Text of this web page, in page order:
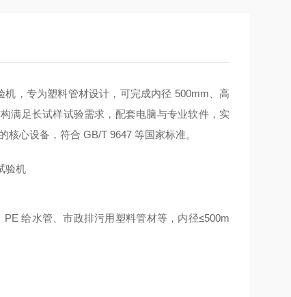
机，专为塑料管材设计，可完成内径 500mm、高
满足长试样试验需求，配套电脑与专业软件，实
心设备，符合 GB/T 9647 等国家标准。
给水管、市政排污用塑料管材等，内径≤500m